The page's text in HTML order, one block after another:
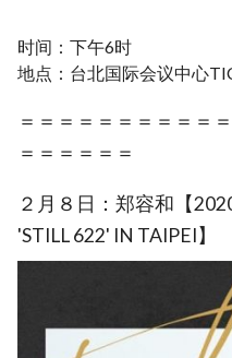
时间：下午6时
地点：台北国际会议中心
＝＝＝＝＝＝＝＝＝＝
＝＝＝＝＝＝
２月８日：郑容和【
'STILL 622' IN TAIPEI】